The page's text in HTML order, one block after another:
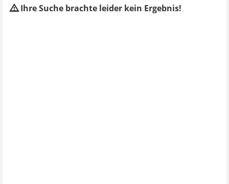
Ihre Suche brachte leider kein Ergebnis!